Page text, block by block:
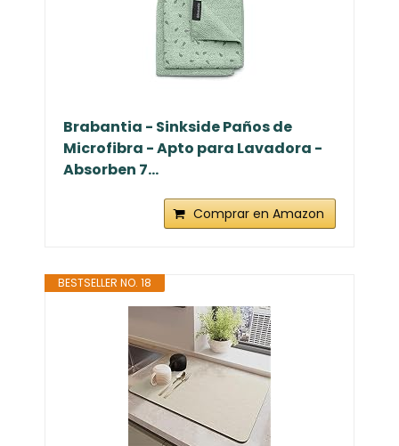
Brabantia - Sinkside Paños de
Microfibra - Apto para Lavadora -
Absorben 7...
Comprar en Amazon
BESTSELLER NO. 18